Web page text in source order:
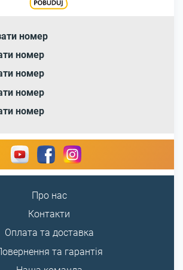
номер
номер
номер
номер
номер
Про нас
Контакти
Оплата та доставка
та гарантія